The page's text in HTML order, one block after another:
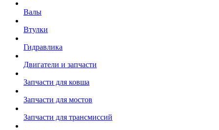
Валы
Втулки
Гидравлика
Двигатели и запчасти
Запчасти для ковша
Запчасти для мостов
Запчасти для трансмиссий